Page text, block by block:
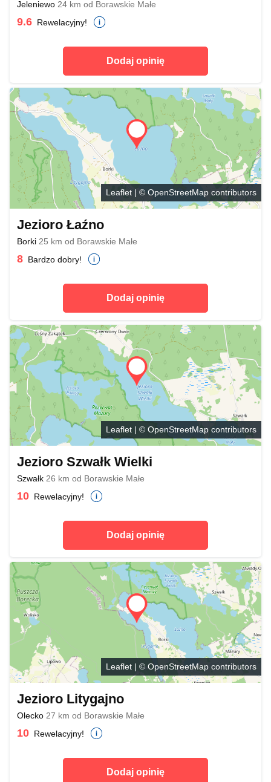
Jeleniewo 24 km od Borawskie Małe
9.6 Rewelacyjny!
Dodaj opinię
Leaflet | © OpenStreetMap contributors
Jezioro Łaźno
Borki 25 km od Borawskie Małe
8 Bardzo dobry!
Dodaj opinię
Leaflet | © OpenStreetMap contributors
Jezioro Szwałk Wielki
Szwałk 26 km od Borawskie Małe
10 Rewelacyjny!
Dodaj opinię
Leaflet | © OpenStreetMap contributors
Jezioro Litygajno
Olecko 27 km od Borawskie Małe
10 Rewelacyjny!
Dodaj opinię